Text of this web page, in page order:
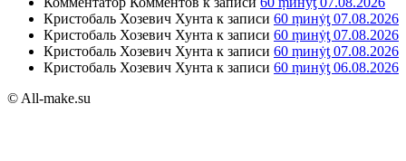
Кристобаль Хозевич Хунта к записи 60 ṃинẏƫ 07.08.2026
Кристобаль Хозевич Хунта к записи 60 ṃинẏƫ 07.08.2026
Кристобаль Хозевич Хунта к записи 60 ṃинẏƫ 07.08.2026
Кристобаль Хозевич Хунта к записи 60 ṃинẏƫ 06.08.2026
© All-make.su